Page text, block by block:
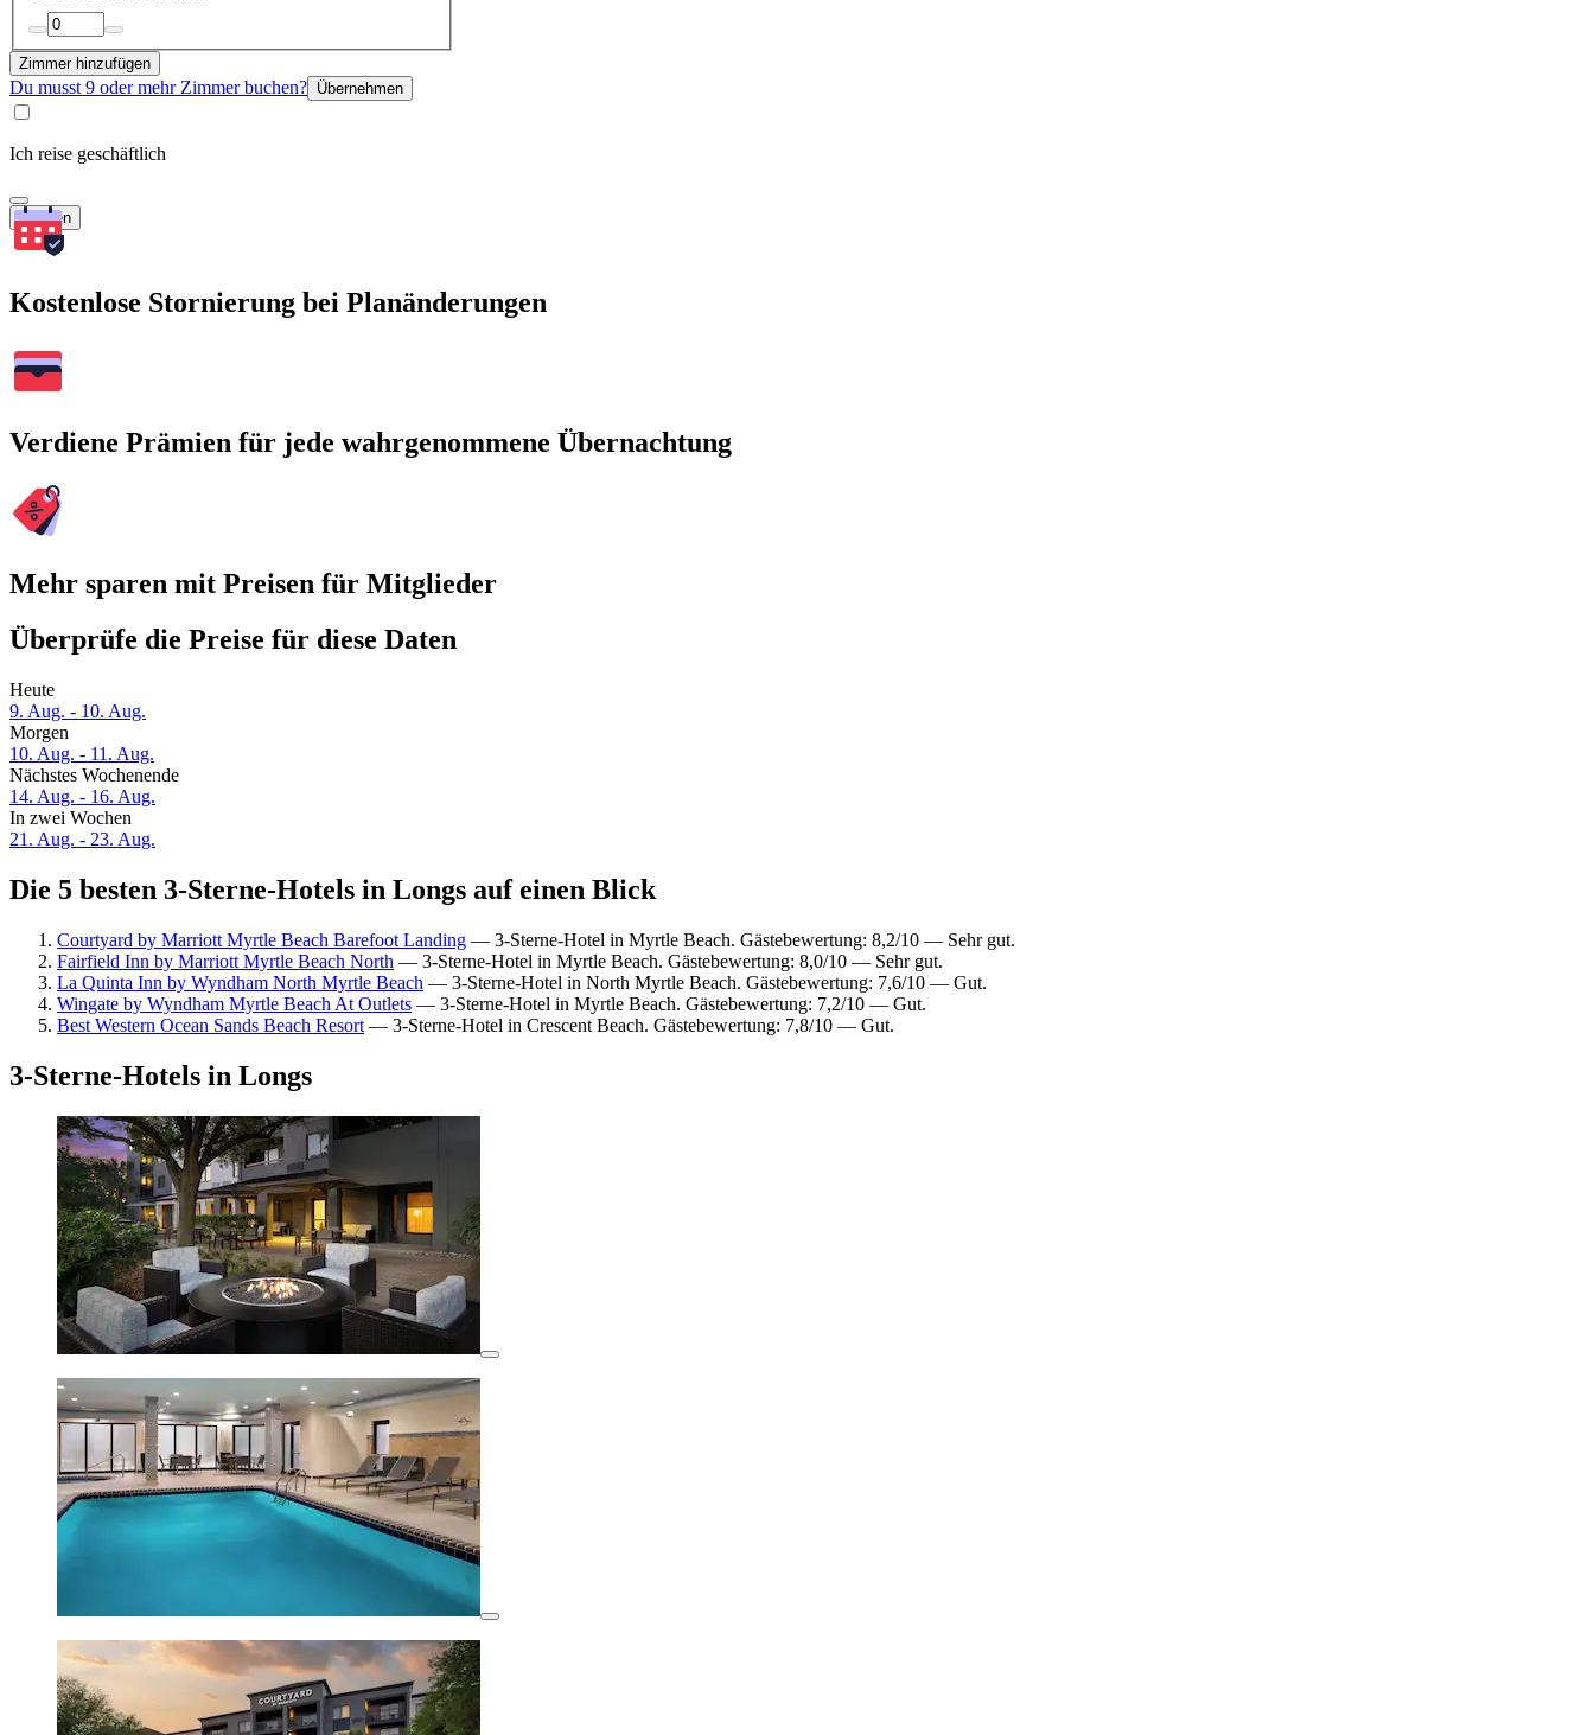
Zimmer hinzufügen
Du musst 9 oder mehr Zimmer buchen? Übernehmen
Ich reise geschäftlich
Suchen
Kostenlose Stornierung bei Planänderungen
Verdiene Prämien für jede wahrgenommene Übernachtung
Mehr sparen mit Preisen für Mitglieder
Überprüfe die Preise für diese Daten
Heute
9. Aug. - 10. Aug.
Morgen
10. Aug. - 11. Aug.
Nächstes Wochenende
14. Aug. - 16. Aug.
In zwei Wochen
21. Aug. - 23. Aug.
Die 5 besten 3-Sterne-Hotels in Longs auf einen Blick
Courtyard by Marriott Myrtle Beach Barefoot Landing — 3-Sterne-Hotel in Myrtle Beach. Gästebewertung: 8,2/10 — Sehr gut.
Fairfield Inn by Marriott Myrtle Beach North — 3-Sterne-Hotel in Myrtle Beach. Gästebewertung: 8,0/10 — Sehr gut.
La Quinta Inn by Wyndham North Myrtle Beach — 3-Sterne-Hotel in North Myrtle Beach. Gästebewertung: 7,6/10 — Gut.
Wingate by Wyndham Myrtle Beach At Outlets — 3-Sterne-Hotel in Myrtle Beach. Gästebewertung: 7,2/10 — Gut.
Best Western Ocean Sands Beach Resort — 3-Sterne-Hotel in Crescent Beach. Gästebewertung: 7,8/10 — Gut.
3-Sterne-Hotels in Longs